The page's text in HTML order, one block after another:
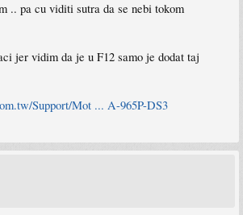
.. pa cu viditi sutra da se nebi tokom
jer vidim da je u F12 samo je dodat taj
Support/Mot ... A-965P-DS3